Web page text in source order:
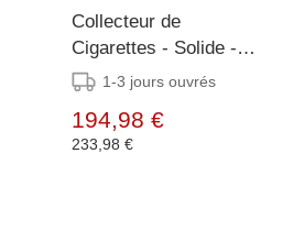
Collecteur de
Cigarettes - Solide -
Facile à vider -
1-3 jours ouvrés
194,98 €
233,98 €